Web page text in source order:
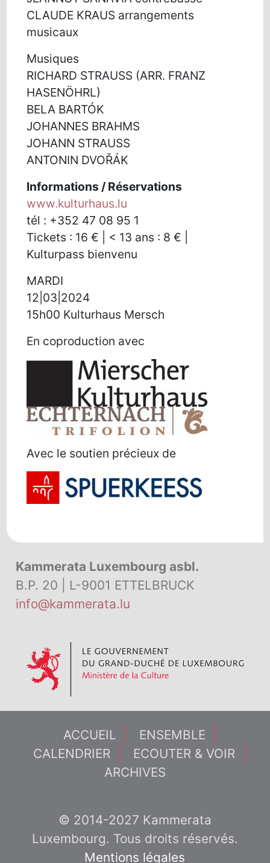
CLAUDE KRAUS arrangements
musicaux
Musiques
RICHARD STRAUSS (ARR. FRANZ
HASENÖHRL)
BELA BARTÓK
JOHANNES BRAHMS
JOHANN STRAUSS
ANTONIN DVOŘÁK
Informations / Réservations
www.kulturhaus.lu
tél : +352 47 08 95 1
Tickets : 16 € | < 13 ans : 8 € |
Kulturpass bienvenu
MARDI
12|03|2024
15h00 Kulturhaus Mersch
En coproduction avec
Avec le soutien précieux de
Kammerata Luxembourg asbl.
B.P. 20 | L-9001 ETTELBRUCK
info@kammerata.lu
ACCUEIL
ENSEMBLE
CALENDRIER
ECOUTER & VOIR
ARCHIVES
© 2014-2027 Kammerata
Luxembourg. Tous droits réservés.
Mentions légales